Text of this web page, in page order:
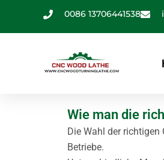
0086 13706441538
Wie man die
Die Wahl der
Betriebe.